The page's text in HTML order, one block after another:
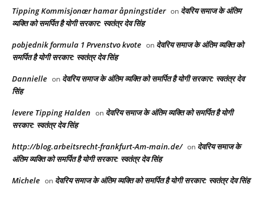
Tipping Kommisjonær hamar åpningstider on देवरिय समाज के अंतिम
व्यक्ति को समर्पित है योगी सरकार: स्वतंत्र देव सिंह
pobjednik formula 1 Prvenstvo kvote on देवरिय समाज के अंतिम व्यक्ति को
समर्पित है योगी सरकार: स्वतंत्र देव सिंह
Dannielle on देवरिय समाज के अंतिम व्यक्ति को समर्पित है योगी सरकार: स्वतंत्र देव
सिंह
levere Tipping Halden on देवरिय समाज के अंतिम व्यक्ति को समर्पित है योगी
सरकार: स्वतंत्र देव सिंह
http://blog.arbeitsrecht-frankfurt-Am-main.de/ on देवरिय समाज के
अंतिम व्यक्ति को समर्पित है योगी सरकार: स्वतंत्र देव सिंह
Michele on देवरिय समाज के अंतिम व्यक्ति को समर्पित है योगी सरकार: स्वतंत्र देव सिंह